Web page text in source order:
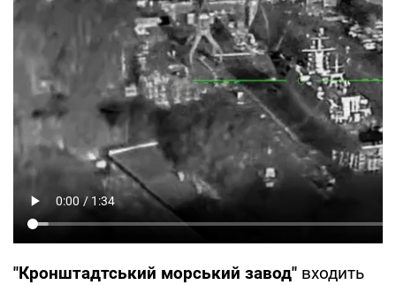
"Кронштадтський морський завод" входить